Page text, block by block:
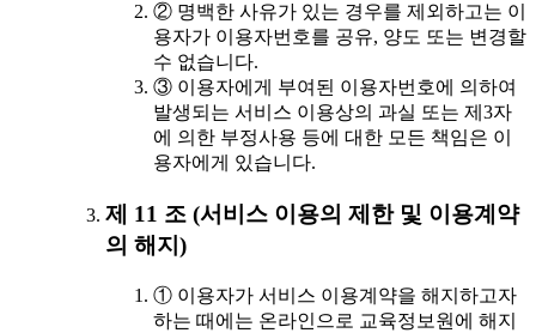
② 명백한 사유가 있는 경우를 제외하고는 이
용자가 이용자번호를 공유, 양도 또는 변경할
수 없습니다.
③ 이용자에게 부여된 이용자번호에 의하여
발생되는 서비스 이용상의 과실 또는 제3자
에 의한 부정사용 등에 대한 모든 책임은 이
용자에게 있습니다.
제 11 조 (서비스 이용의 제한 및 이용계약
의 해지)
① 이용자가 서비스 이용계약을 해지하고자
하는 때에는 온라인으로 교육정보원에 해지